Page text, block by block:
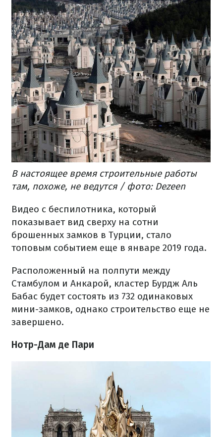
В настоящее время строительные работы
там, похоже, не ведутся​ / фото: Dezeen
Видео с беспилотника, который
показывает вид сверху на сотни
брошенных замков в Турции, стало
топовым событием еще в январе 2019 года.
Расположенный на полпути между
Стамбулом и Анкарой, кластер Бурдж Аль
Бабас будет состоять из 732 одинаковых
мини-замков, однако строительство еще не
завершено.
Нотр-Дам де Пари